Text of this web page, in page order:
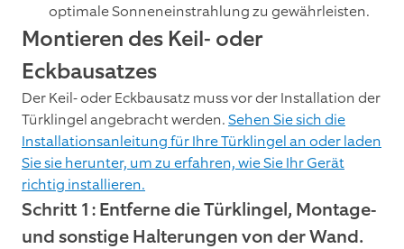
optimale Sonneneinstrahlung zu gewährleisten.
Montieren des Keil- oder
Eckbausatzes
Der Keil- oder Eckbausatz muss vor der Installation der
Türklingel angebracht werden.Sehen Sie sich die
Installationsanleitung für Ihre Türklingel an oder laden
Sie sie herunter, um zu erfahren, wie Sie Ihr Gerät
richtig installieren.
Schritt 1: Entferne die Türklingel, Montage-
und sonstige Halterungen von der Wand.